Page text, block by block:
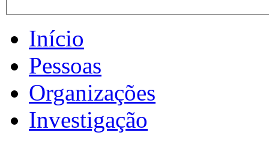
Início
Pessoas
Organizações
Investigação